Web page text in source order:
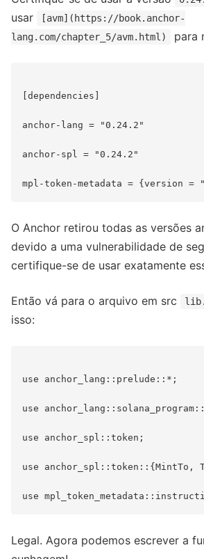
usar
[avm](https://book.anchor-
lang.com/chapter_5/avm.html)
para
[dependencies]
anchor-lang = "0.24.2"
anchor-spl = "0.24.2"
O Anchor retirou todas as versões
devido a uma vulnerabilidade de
certifique-se de usar exatamente
Então vá para o arquivo em src
isso:
use anchor_lang::prelude::*;
use
use anchor_spl::token;
use anchor_spl::token::{MintTo,
Legal. Agora podemos escrever a